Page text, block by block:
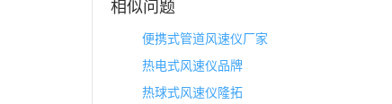
相似问题
便携式管道风速仪厂家
热电式风速仪品牌
热球式风速仪隆拓